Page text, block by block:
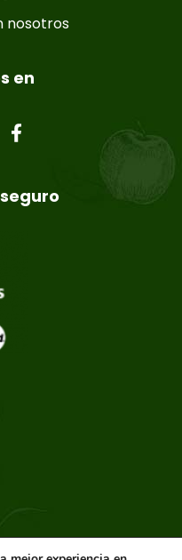
nosotros
en